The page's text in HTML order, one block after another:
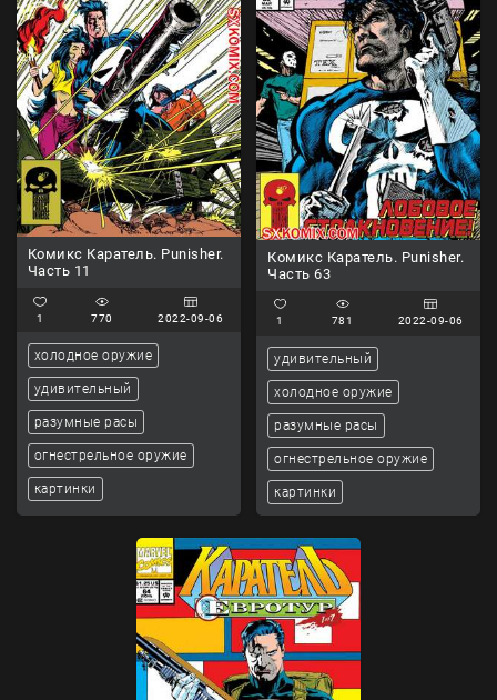
Комикс Каратель. Punisher.
Часть 11
1 770 2022-09-06
холодное оружие
удивительный
разумные расы
огнестрельное оружие
картинки
Комикс Каратель. Punisher.
Часть 63
1 781 2022-09-06
удивительный
холодное оружие
разумные расы
огнестрельное оружие
картинки